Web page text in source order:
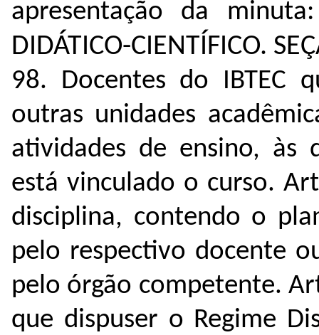
apresentação da
DIDÁTICO-CIENTÍFICO.
98. Docentes do IBTEC
outras unidades
atividades de ensino, às
está vinculado o curso.
disciplina, contendo o
pelo respectivo docente
pelo órgão competente.
que dispuser o Regime